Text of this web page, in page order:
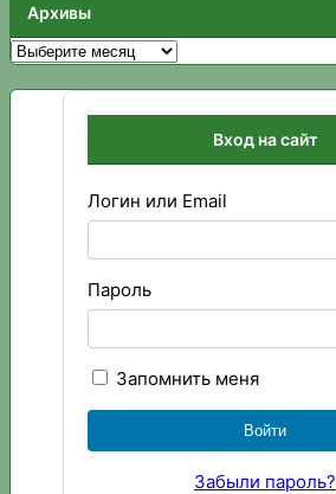
Архивы
Архивы
Вход на сайт
Логин или Email
Пароль
Запомнить меня
Забыли пароль?